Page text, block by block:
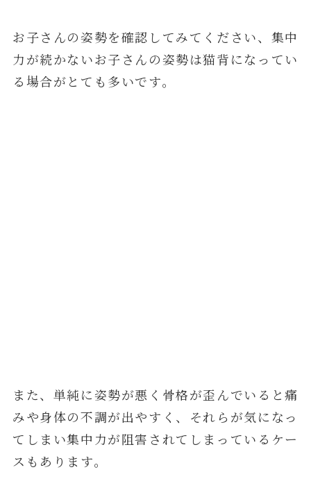
お子さんの姿勢を確認してみてください、集中
力が続かないお子さんの姿勢は猫背になってい
る場合がとても多いです。
また、単純に姿勢が悪く骨格が歪んでいると痛
みや身体の不調が出やすく、それらが気になっ
てしまい集中力が阻害されてしまっているケー
スもあります。